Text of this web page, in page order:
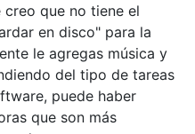
creo que no tiene el
en disco" para la
le agregas música y
del tipo de tareas
puede haber
que son más